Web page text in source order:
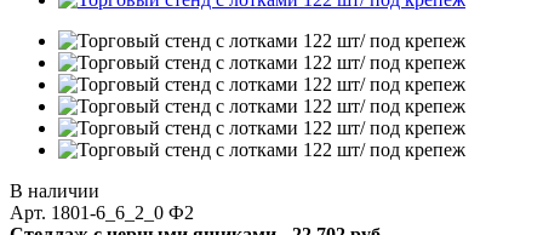
В наличии
Арт. 1801-6_6_2_0 Ф2